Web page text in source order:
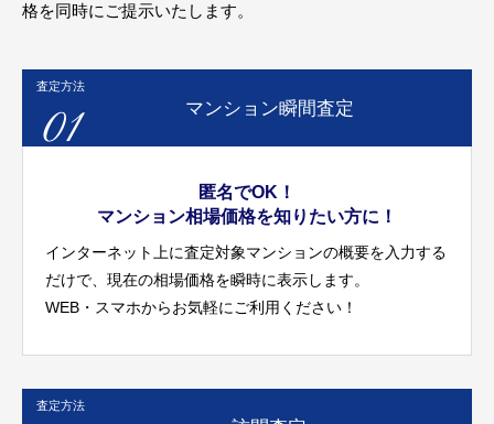
格を同時にご提示いたします。
査定方法
01 マンション瞬間査定
匿名でOK！
マンション相場価格を知りたい方に！
インターネット上に査定対象マンションの概要を入力する
だけで、現在の相場価格を瞬時に表示します。
WEB・スマホからお気軽にご利用ください！
査定方法